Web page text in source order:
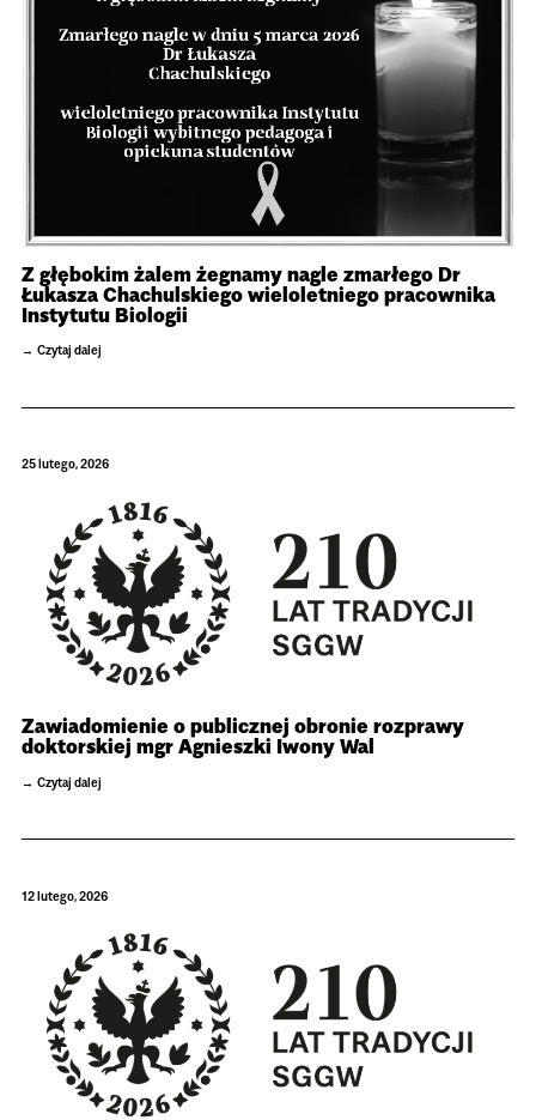
Z głębokim żalem żegnamy nagle zmarłego Dr
Łukasza Chachulskiego wieloletniego pracownika
Instytutu Biologii
Czytaj dalej
25 lutego, 2026
Zawiadomienie o publicznej obronie rozprawy
doktorskiej mgr Agnieszki Iwony Wal
Czytaj dalej
12 lutego, 2026